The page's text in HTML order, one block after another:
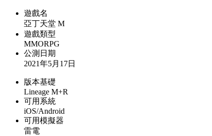
遊戲名
亞丁天堂 M
遊戲類型
MMORPG
公測日期
2021年5月17日
版本基礎
Lineage M+R
可用系統
iOS/Android
可用模擬器
雷電